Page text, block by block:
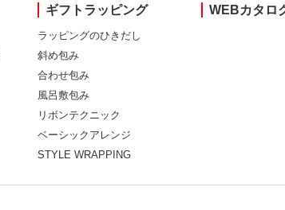
ギフトラッピング
ラッピングのひきだし
斜め包み
合わせ包み
風呂敷包み
リボンテクニック
ベーシックアレンジ
STYLE WRAPPING
WEBカタロ